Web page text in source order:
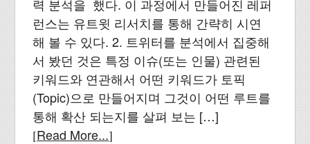
력 분석을 했다. 이 과정에서 만들어진 레퍼
런스는 유트윗 리서치를 통해 간략히 시연
해 볼 수 있다. 2. 트위터를 분석에서 집중해
서 봤던 것은 특정 이슈(또는 인물) 관련된
키워드와 연관해서 어떤 키워드가 토픽
(Topic)으로 만들어지며 그것이 어떤 루트를
통해 확산 되는지를 살펴 보는 […]
[Read More...]